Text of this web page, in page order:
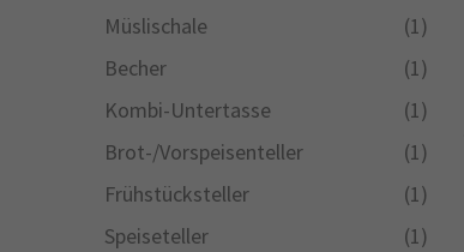
Müslischale
(1)
Becher
(1)
Kombi-Untertasse
(1)
Brot-/Vorspeisenteller
(1)
Frühstücksteller
(1)
Speiseteller
(1)